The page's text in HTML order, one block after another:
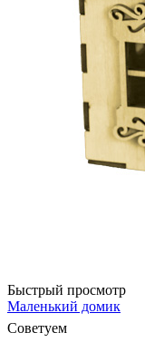
Быстрый просмотр
Маленький домик
Советуем